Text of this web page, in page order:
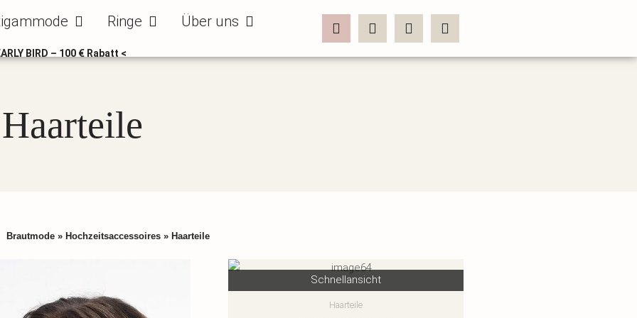
Öffne Bräutigammode
Ringe Öffne RingeÜber uns Öffne Über uns
BIRD – 100 € Rabatt <
Haarteile
Brautmode » Hochzeitsaccessoires » Haarteile
Schnellansicht
Haarteile